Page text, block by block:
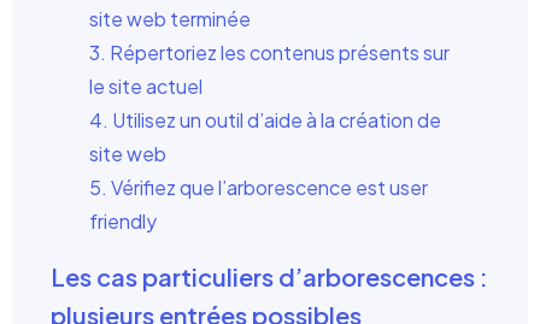
site web terminée
3. Répertoriez les contenus présents sur
le site actuel
4. Utilisez un outil d’aide à la création de
site web
5. Vérifiez que l’arborescence est user
friendly
Les cas particuliers d’arborescences :
plusieurs entrées possibles